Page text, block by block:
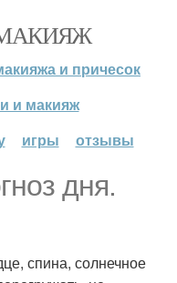
и причесок
и макияж
игры отзывы
дня.
спина, солнечное